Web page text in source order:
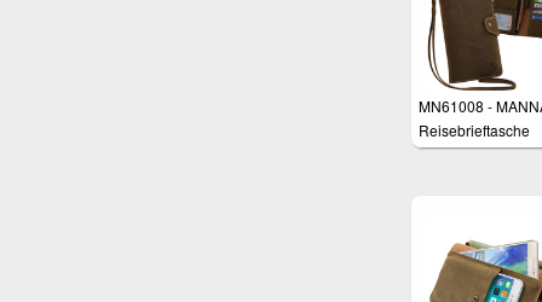
MN61008 -
Reisebrieftasche
Geldbörse Tasche
P10 Plus, Galaxy
Edge Plus